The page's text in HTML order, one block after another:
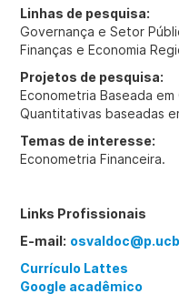
Linhas de pesquisa:
Governança e Setor
Finanças e Economia
Projetos de pesquisa:
Econometria Baseada
Quantitativas baseadas
Temas de interesse:
Econometria Financeira.
Links Profissionais
E-mail:
Currículo Lattes
Google acadêmico